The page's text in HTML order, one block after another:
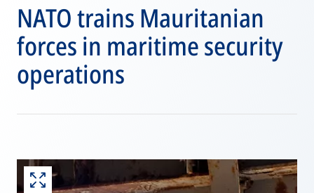
NATO trains Mauritanian
forces in maritime security
operations